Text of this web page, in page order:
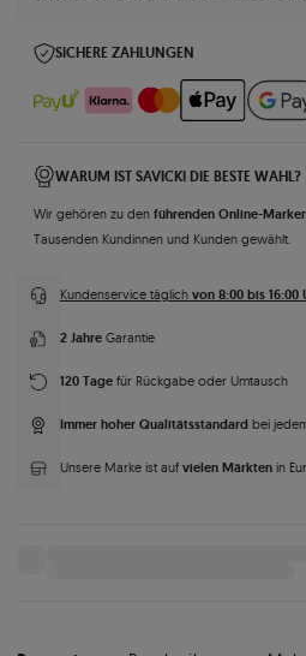
SICHERE ZAHLUNGEN
WARUM IST SAVICKI DIE BESTE WAHL?
Wir gehören zu den führenden Online-
Tausenden Kundinnen und Kunden gewählt.
Kundenservice täglich von 8:00 bis 16:00
2 Jahre Garantie
120 Tage für Rückgabe oder Umtausch
Immer hoher Qualitätsstandard bei
Unsere Marke ist auf vielen Märkten in